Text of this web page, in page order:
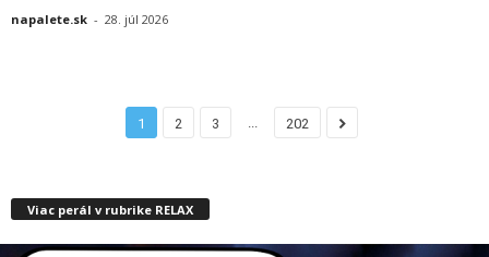
napalete.sk - 28. júl 2026
1 2 3 202
Viac perál v rubrike RELAX